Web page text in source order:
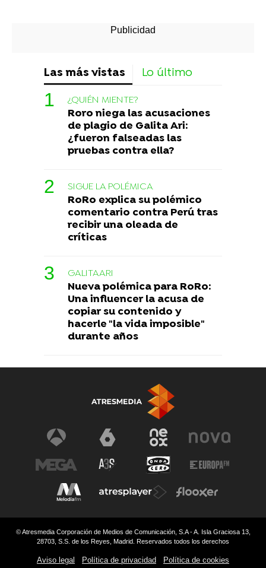
Las más vistas Lo último
¿QUIÉN MIENTE?
Roro niega las acusaciones
de plagio de Galita Ari:
¿fueron falseadas las
pruebas contra ella?
SIGUE LA POLÉMICA
RoRo explica su polémico
comentario contra Perú tras
recibir una oleada de
críticas
GALITAARI
Nueva polémica para RoRo:
Una influencer la acusa de
copiar su contenido y
hacerle "la vida imposible"
durante años
© Atresmedia Corporación de Medios de Comunicación, S.A - A. Isla Graciosa 13,
28703, S.S. de los Reyes, Madrid. Reservados todos los derechos
Aviso legal Política de privacidad Política de cookies